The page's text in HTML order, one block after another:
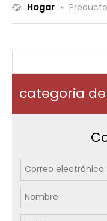
Hogar »
categoria